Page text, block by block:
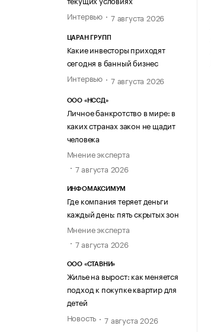
Интервью
7 августа 2026
ЦАРАН ГРУПП
Какие инвесторы приходят
сегодня в банный бизнес
Интервью
7 августа 2026
ООО «НССД»
Личное банкротство в мире: в
каких странах закон не щадит
человека
Мнение эксперта
7 августа 2026
ИНФОМАКСИМУМ
Где компания теряет деньги
каждый день: пять скрытых зон
Мнение эксперта
7 августа 2026
ООО «СТАВНИ»
Жилье на вырост: как меняется
подход к покупке квартир для
детей
Новость
7 августа 2026